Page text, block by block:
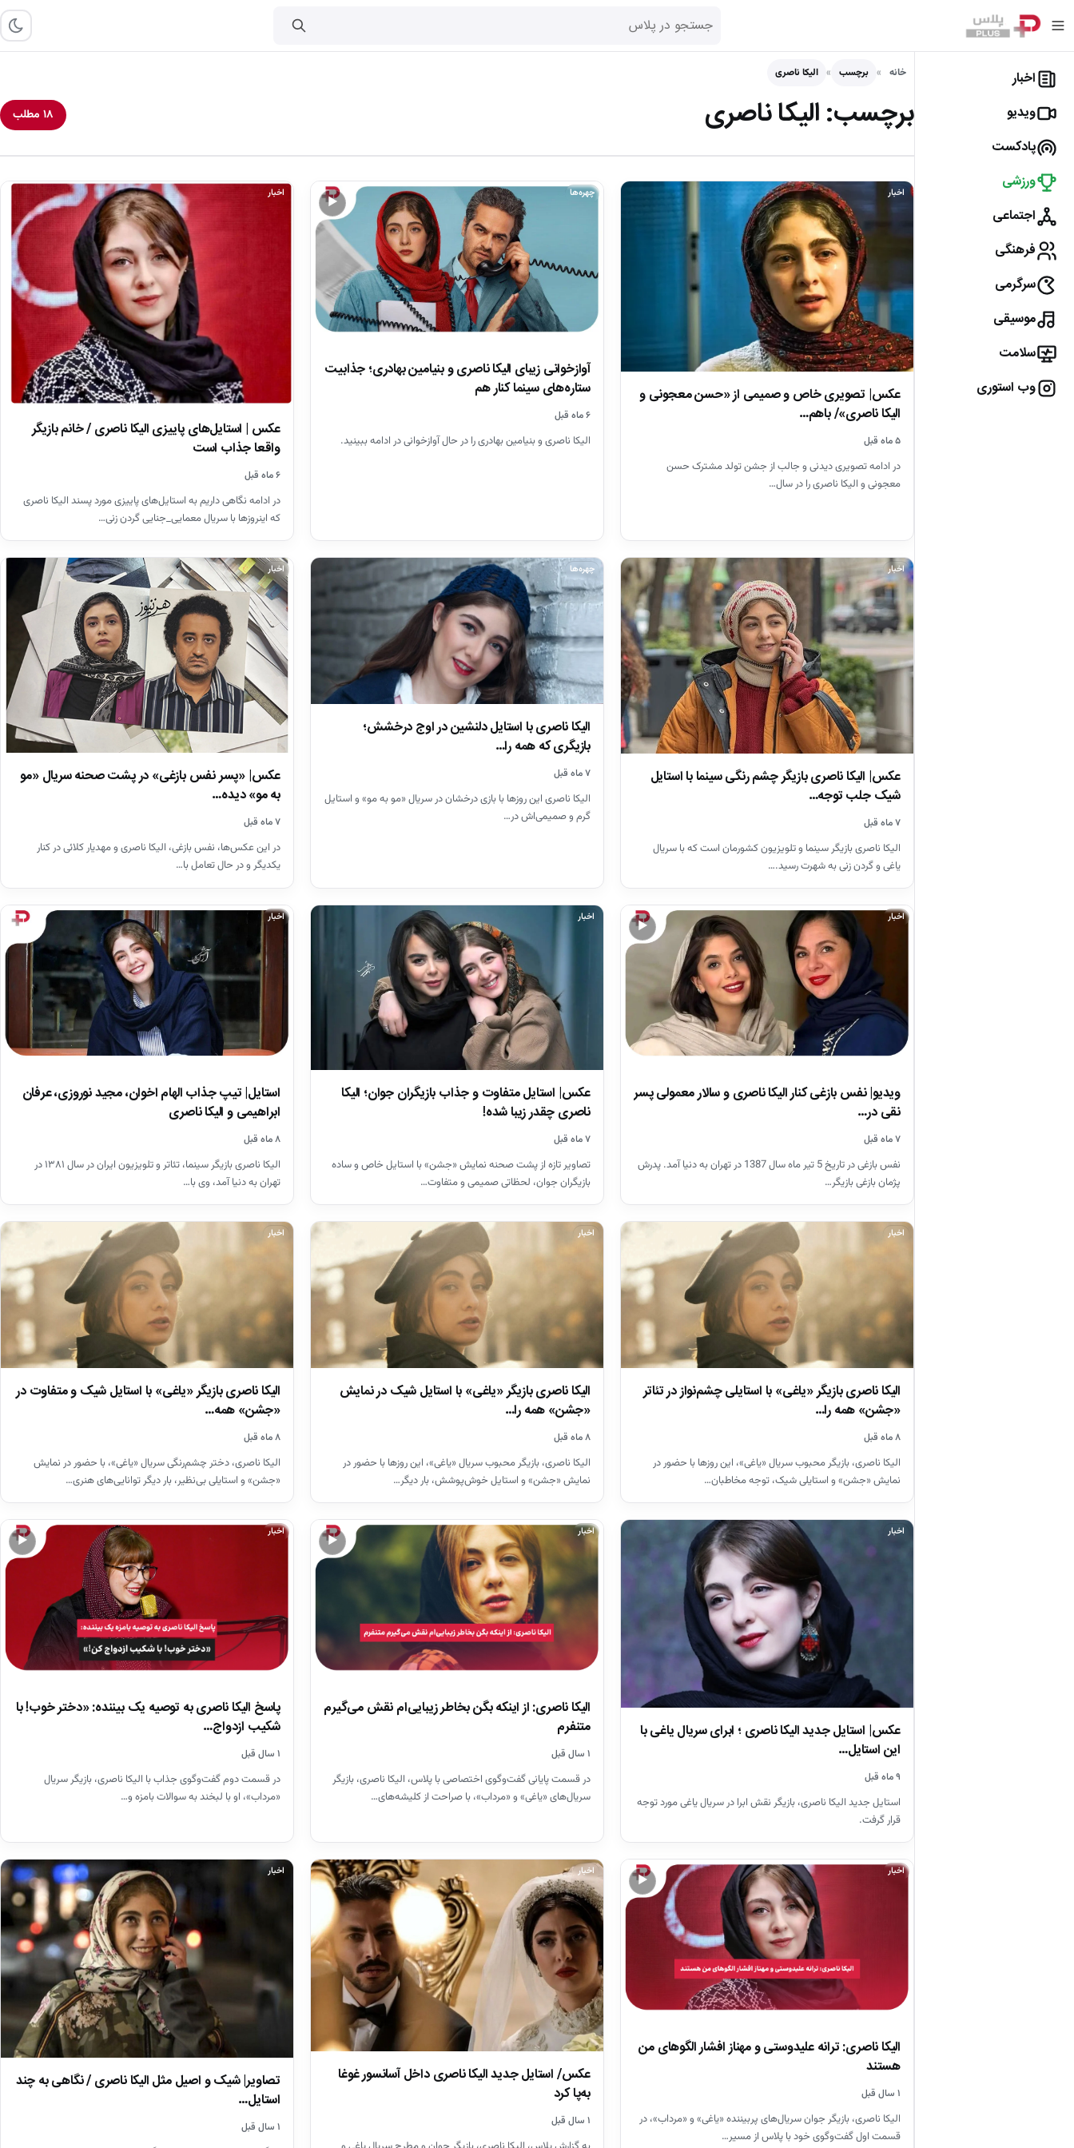
اخبار
ویدیو
پادکست
ورزشی
اجتماعی
فرهنگی
سرگرمی
موسیقی
سلامت
وب استوری
خانه برچسب الیکا ناصری
برچسب:الیکا ناصری ۱۸ مطلب
اخبار
عکس| تصویری خاص و صمیمی از «حسن معجونی و
الیکا ناصری»/ باهم…
۵ ماه قبل
در ادامه تصویری دیدنی و جالب از جشن تولد مشترک حسن
معجونی و الیکا ناصری را در سال…
▶
چهره‌ها
آواز‌خوانی زیبای الیکا ناصری و بنیامین بهادری؛ جذابیت
ستاره‌های سینما کنار هم
۶ ماه قبل
الیکا ناصری و بنیامین بهادری را در حال آوازخوانی در ادامه ببینید.
اخبار
عکس | استایل‌های پاییزی الیکا ناصری / خانم بازیگر
واقعا جذاب است
۶ ماه قبل
در ادامه نگاهی داریم به استایل‌های پاییزی مورد پسند الیکا ناصری
که اینروزها با سریال معمایی_جنایی گردن زنی…
اخبار
عکس| الیکا ناصری بازیگر چشم رنگی سینما با استایل
شیک جلب توجه…
۷ ماه قبل
الیکا ناصری بازیگر سینما و تلویزیون کشورمان است که با سریال
یاغی و گردن زنی به شهرت رسید.…
چهره‌ها
الیکا ناصری با استایل دلنشین در اوج درخشش؛
بازیگری که همه را…
۷ ماه قبل
الیکا ناصری این روزها با بازی درخشان در سریال «مو به مو» و استایل
گرم و صمیمی‌اش در…
اخبار
عکس| «پسر نفس بازغی» در پشت صحنه سریال «مو
به مو» دیده…
۷ ماه قبل
در این عکس‌ها، نفس بازغی، الیکا ناصری و مهدیار کلائی در کنار
یکدیگر و در حال تعامل با…
▶
اخبار
ویدیو| نفس بازغی کنار الیکا ناصری و سالار معمولی پسر
نقی در…
۷ ماه قبل
نفس بازغی در تاریخ 5 تیر ماه سال 1387 در تهران به دنیا آمد. پدرش
پژمان بازغی بازیگر…
اخبار
عکس| استایل متفاوت و جذاب بازیگران جوان؛ الیکا
ناصری چقدر زیبا شده!
۷ ماه قبل
تصاویر تازه از پشت صحنه نمایش «جشن» با استایل خاص و ساده
بازیگران جوان، لحظاتی صمیمی و متفاوت…
اخبار
استایل| تیپ جذاب الهام اخوان، مجید نوروزی، عرفان
ابراهیمی و الیکا ناصری
۸ ماه قبل
الیکا ناصری بازیگر سینما، تئاتر و تلویزیون ایران در سال ۱۳۸۱ در
تهران به دنیا آمد، وی با…
اخبار
الیکا ناصری بازیگر «یاغی» با استایلی چشم‌نواز در تئاتر
«جشن» همه را…
۸ ماه قبل
الیکا ناصری، بازیگر محبوب سریال «یاغی»، این روزها با حضور در
نمایش «جشن» و استایلی شیک، توجه مخاطبان…
اخبار
الیکا ناصری بازیگر «یاغی» با استایل شیک در نمایش
«جشن» همه را…
۸ ماه قبل
الیکا ناصری، بازیگر محبوب سریال «یاغی»، این روزها با حضور در
نمایش «جشن» و استایل خوش‌پوشش، بار دیگر…
اخبار
الیکا ناصری بازیگر «یاغی» با استایل شیک و متفاوت در
«جشن» همه…
۸ ماه قبل
الیکا ناصری، دختر چشم‌رنگی سریال «یاغی»، با حضور در نمایش
«جشن» و استایلی بی‌نظیر، بار دیگر توانایی‌های هنری…
اخبار
عکس| استایل جدید الیکا ناصری ؛ ابرای سریال یاغی با
این استایل…
۹ ماه قبل
استایل جدید الیکا ناصری، بازیگر نقش ابرا در سریال یاغی مورد توجه
قرار گرفت.
▶
اخبار
الیکا ناصری: از اینکه بگن بخاطر زیبایی‌ام نقش می‌گیرم
متنفرم
۱ سال قبل
در قسمت پایانی گفت‌وگوی اختصاصی با پلاس، الیکا ناصری، بازیگر
سریال‌های «یاغی» و «مرداب»، با صراحت از کلیشه‌های…
▶
اخبار
پاسخ الیکا ناصری به توصیه یک بیننده: «دختر خوب! با
شکیب ازدواج…
۱ سال قبل
در قسمت دوم گفت‌وگوی جذاب با الیکا ناصری، بازیگر سریال
«مرداب»، او با لبخند به سوالات بامزه و…
▶
اخبار
الیکا ناصری: ترانه علیدوستی و مهناز افشار الگوهای من
هستند
۱ سال قبل
الیکا ناصری، بازیگر جوان سریال‌های پربیننده «یاغی» و «مرداب»، در
قسمت اول گفت‌وگوی خود با پلاس از مسیر…
اخبار
عکس/ استایل جدید الیکا ناصری داخل آسانسور غوغا
به‌پا کرد
۱ سال قبل
اخبار
تصاویر| شیک و اصیل مثل الیکا ناصری / نگاهی به چند
استایل…
۱ سال قبل